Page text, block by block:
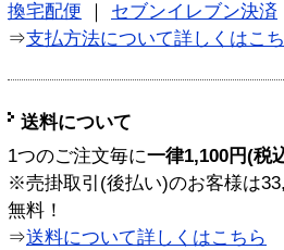
換宅配便
セブンイレブン決済
⇒支払方法について詳しくはこ
送料について
1つのご注文毎に一律1,100円(税
※売掛取引(後払い)のお客様は
無料！
⇒送料について詳しくはこちら